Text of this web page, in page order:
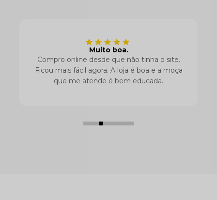
Muito boa.
Compro online desde que não tinha o site.
Ficou mais fácil agora. A loja é boa e a moça
que me atende é bem educada.